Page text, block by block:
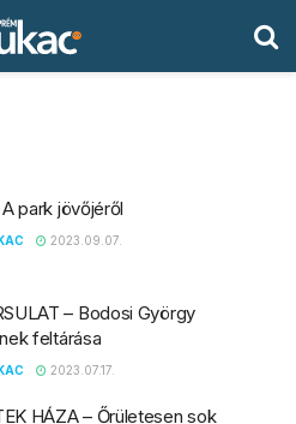
park jövőjéről
2023.09.07.
– Bodosi György
feltárása
2023.07.17.
HÁZA – Őrületesen sok